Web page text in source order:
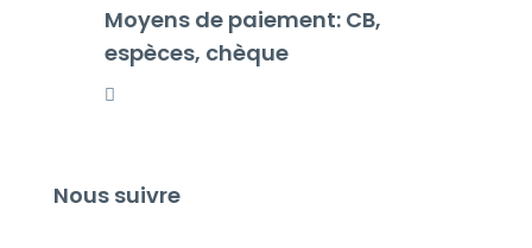
Moyens de paiement: CB,
espèces, chèque
Nous suivre